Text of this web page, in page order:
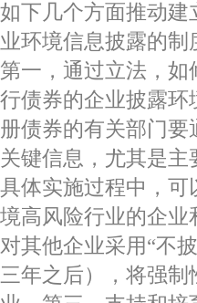
如下几个方面推动
业环境信息披露的制
第一，通过立法，
行债券的企业披露
册债券的有关部门
关键信息，尤其是
具体实施过程中，
境高风险行业的企
对其他企业采用“不
三年之后），将强